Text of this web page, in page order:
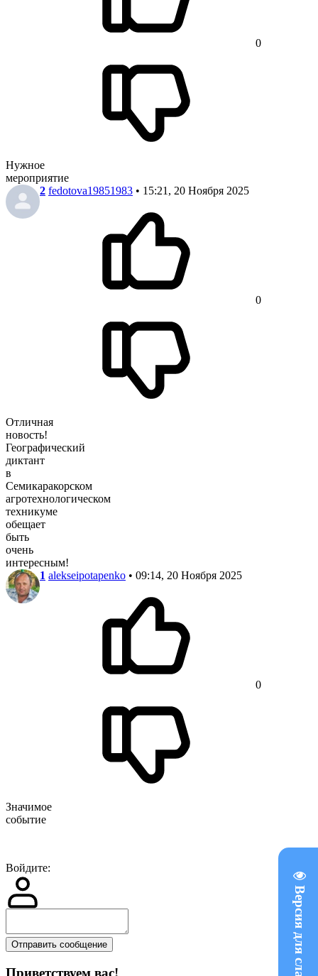
0
Нужное
мероприятие
2 fedotova19851983 • 15:21, 20 Ноября 2025
0
Отличная
новость!
Географический
диктант
в
Семикаракорском
агротехнологическом
техникуме
обещает
быть
очень
интересным!
1 alekseipotapenko • 09:14, 20 Ноября 2025
0
Значимое
событие
Войдите:
Отправить сообщение
Приветствуем вас!